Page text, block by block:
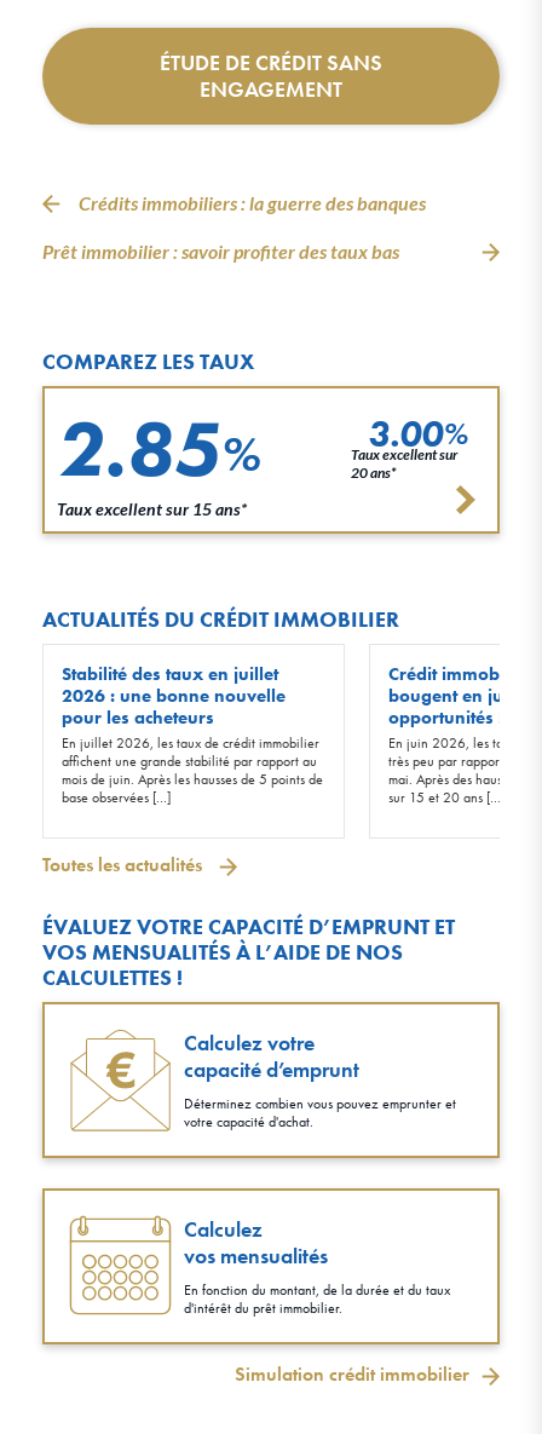
ÉTUDE DE CRÉDIT SANS
ENGAGEMENT
Crédits immobiliers : la guerre des banques
Prêt immobilier : savoir profiter des taux bas
COMPAREZ LES TAUX
2.85%
Taux excellent sur 15 ans*
3.00%
Taux excellent sur
20 ans*
ACTUALITÉS DU CRÉDIT IMMOBILIER
Stabilité des taux en juillet
2026 : une bonne nouvelle
pour les acheteurs
En juillet 2026, les taux de crédit immobilier
affichent une grande stabilité par rapport au
mois de juin. Après les hausses de 5 points de
base observées […]
Crédit immobilier
bougent en juin
opportunités !
En juin 2026, les taux
très peu par rapport à
mai. Après des hausses
sur 15 et 20 ans […]
Toutes les actualités
ÉVALUEZ VOTRE CAPACITÉ D’EMPRUNT ET
VOS MENSUALITÉS À L’AIDE DE NOS
CALCULETTES !
Calculez votre
capacité d’emprunt
Déterminez combien vous pouvez emprunter et
votre capacité d'achat.
Calculez
vos mensualités
En fonction du montant, de la durée et du taux
d'intérêt du prêt immobilier.
Simulation crédit immobilier